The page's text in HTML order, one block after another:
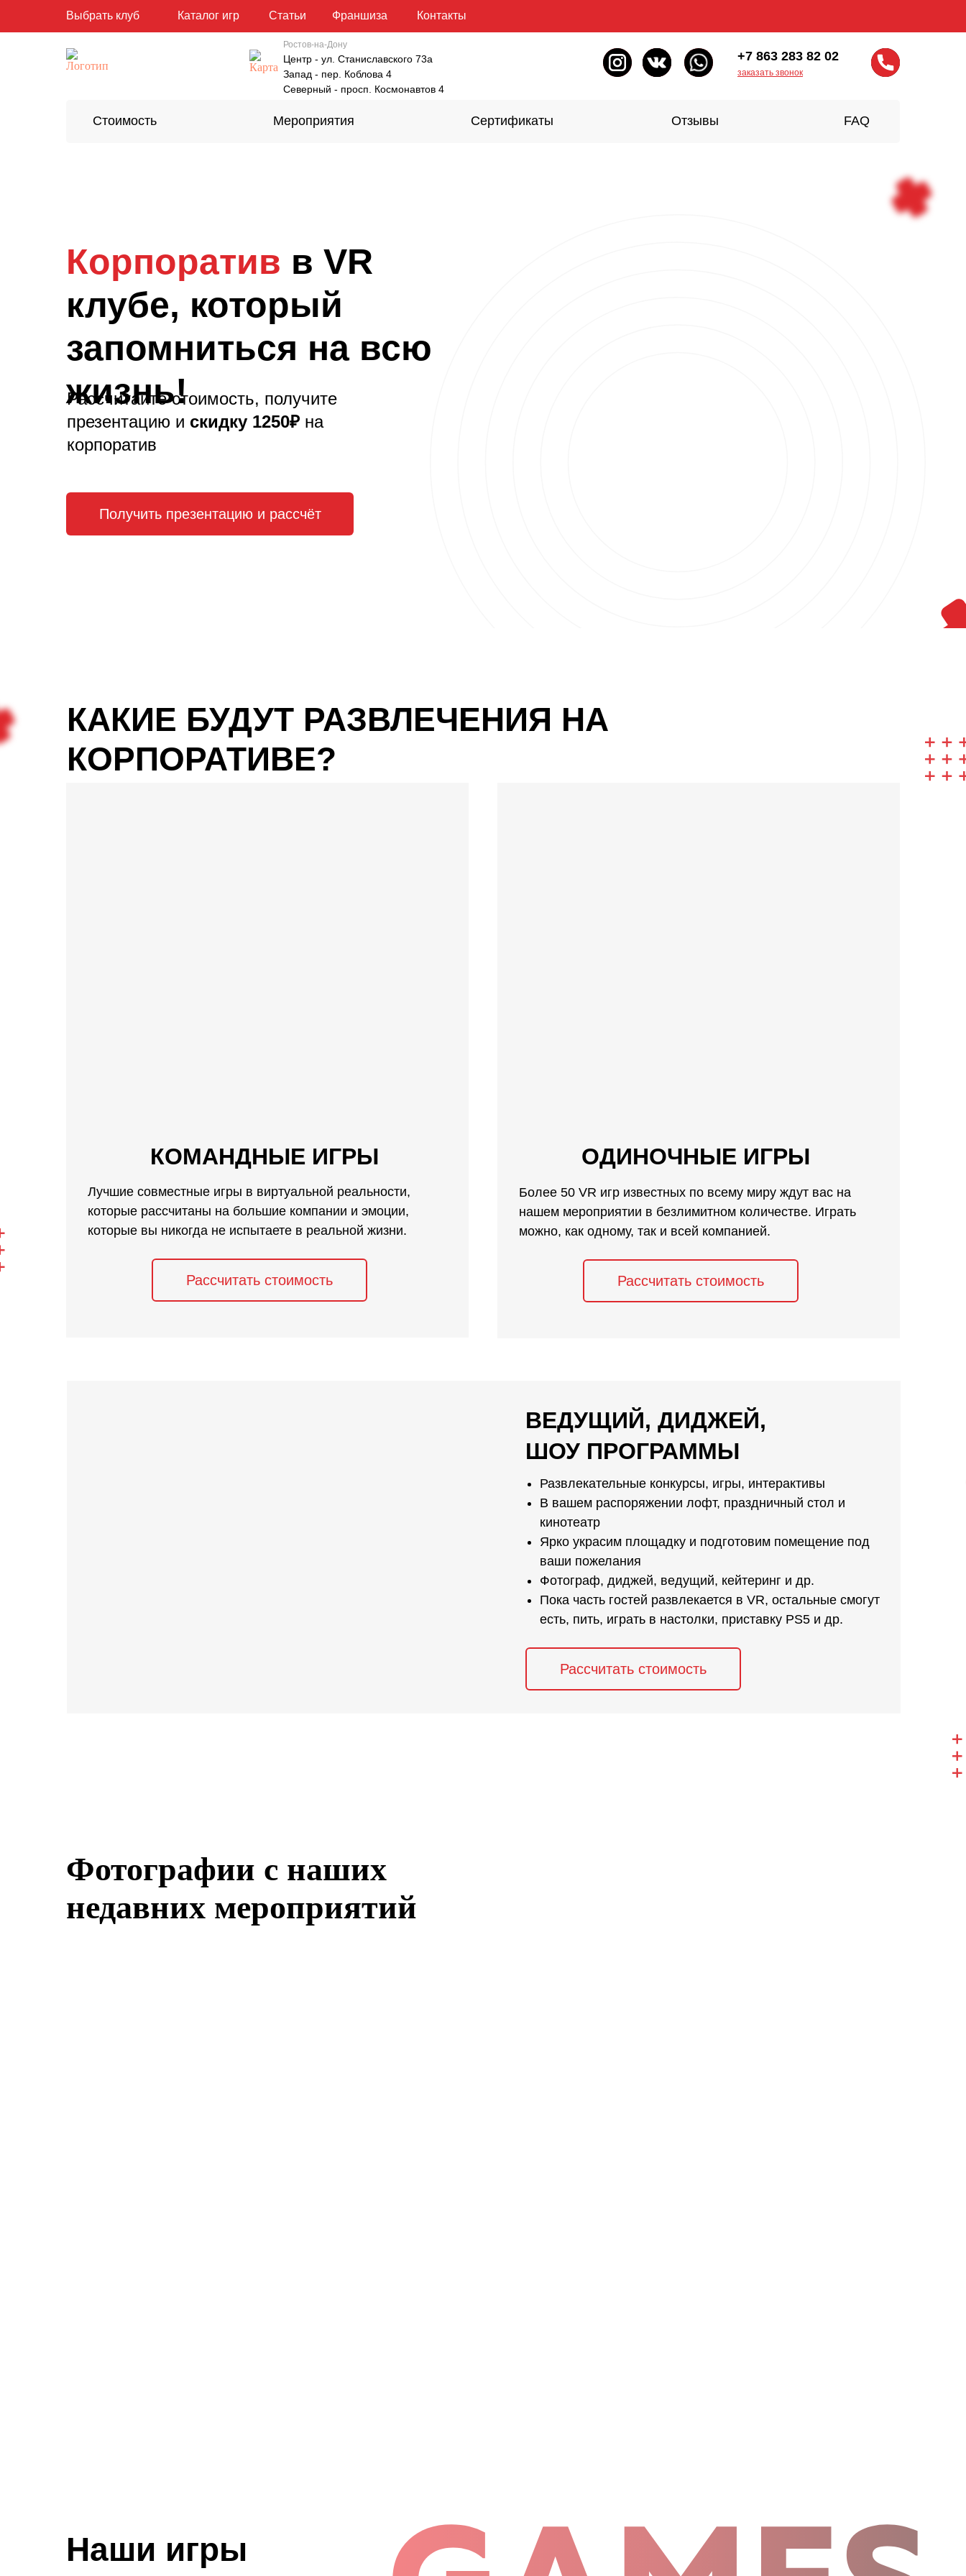
Выбрать клуб Каталог игр Статьи Франшиза Контакты
Ростов-на-Дону
Центр - ул. Станиславского 73а
Запад - пер. Коблова 4
Северный - просп. Космонавтов 4
+7 863 283 82 02
заказать звонок
Рассчитайте стоимость, получите
презентацию и скидку 1250₽ на
корпоратив
Корпоратив в VR
клубе, который
запомниться на всю
жизнь!
Получить презентацию и рассчёт
Стоимость Сертификаты Отзывы FAQ
Мероприятия
КОМАНДНЫЕ ИГРЫ
Лучшие совместные игры в виртуальной реальности,
которые рассчитаны на большие компании и эмоции,
которые вы никогда не испытаете в реальной жизни.
Более 50 VR игр известных по всему миру ждут вас на
нашем мероприятии в безлимитном количестве. Играть
можно, как одному, так и всей компанией.
ОДИНОЧНЫЕ ИГРЫ
КАКИЕ БУДУТ РАЗВЛЕЧЕНИЯ НА
КОРПОРАТИВЕ?
ВЕДУЩИЙ, ДИДЖЕЙ,
ШОУ ПРОГРАММЫ
Развлекательные конкурсы, игры, интерактивы
В вашем распоряжении лофт, праздничный стол и
кинотеатр
Ярко украсим площадку и подготовим помещение под
ваши пожелания
Фотограф, диджей, ведущий, кейтеринг и др.
Пока часть гостей развлекается в VR, остальные смогут
есть, пить, играть в настолки, приставку PS5 и др.
Рассчитать стоимость
Рассчитать стоимость Рассчитать стоимость
Фотографии с наших
недавних мероприятий
Наши игры